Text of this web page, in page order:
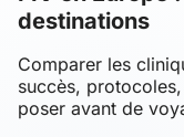
destinations
Comparer les
succès,
poser avant de